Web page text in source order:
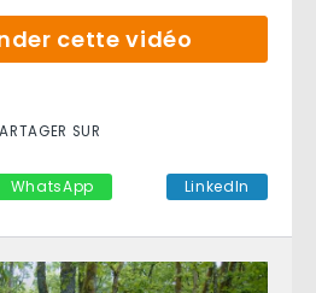
cette vidéo
SUR
WhatsApp LinkedIn